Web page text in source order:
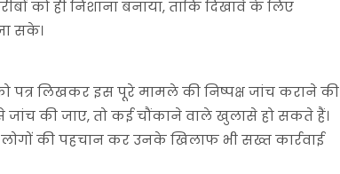
को ही निशाना बनाया, ताकि दिखावे के लिए
सके।
लिखकर इस पूरे मामले की निष्पक्ष जांच कराने की
जांच की जाए, तो कई चौंकाने वाले खुलासे हो सकते हैं।
की पहचान कर उनके खिलाफ भी सख्त कार्रवाई